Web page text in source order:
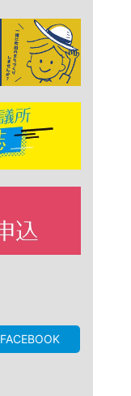
FACEBOOK